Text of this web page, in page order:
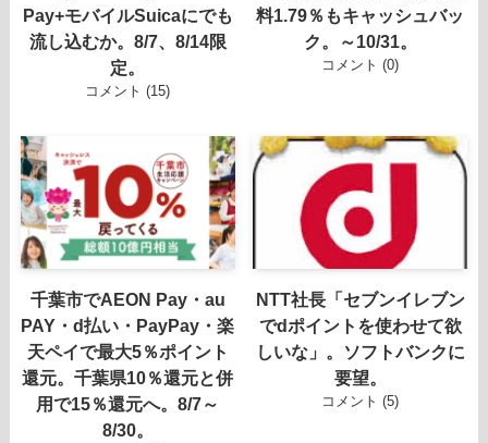
Pay+モバイルSuicaにでも
流し込むか。8/7、8/14限
定。
コメント (15)
料1.79％もキャッシュバッ
ク。～10/31。
コメント (0)
千葉市でAEON Pay・au
PAY・d払い・PayPay・楽
天ペイで最大5％ポイント
還元。千葉県10％還元と併
用で15％還元へ。8/7～
8/30。
NTT社長「セブンイレブン
でdポイントを使わせて欲
しいな」。ソフトバンクに
要望。
コメント (5)